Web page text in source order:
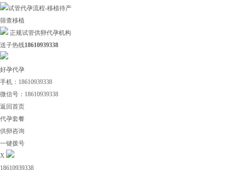
筛查移植
正规试管供卵代孕机构
送子热线18610939338
好孕代孕
手机：18610939338
微信号：18610939338
返回首页
代孕套餐
供卵咨询
一键拨号
X
18610939338